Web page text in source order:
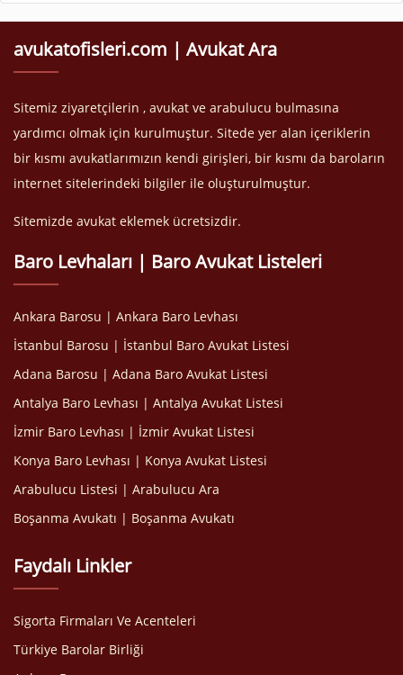
avukatofisleri.com | Avukat Ara
Sitemiz ziyaretçilerin , avukat ve arabulucu bulmasına
yardımcı olmak için kurulmuştur. Sitede yer alan içeriklerin
bir kısmı avukatlarımızın kendi girişleri, bir kısmı da baroların
internet sitelerindeki bilgiler ile oluşturulmuştur.
Sitemizde avukat eklemek ücretsizdir.
Baro Levhaları | Baro Avukat Listeleri
Ankara Barosu | Ankara Baro Levhası
İstanbul Barosu | İstanbul Baro Avukat Listesi
Adana Barosu | Adana Baro Avukat Listesi
Antalya Baro Levhası | Antalya Avukat Listesi
İzmir Baro Levhası | İzmir Avukat Listesi
Konya Baro Levhası | Konya Avukat Listesi
Arabulucu Listesi | Arabulucu Ara
Boşanma Avukatı | Boşanma Avukatı
Faydalı Linkler
Sigorta Firmaları Ve Acenteleri
Türkiye Barolar Birliği